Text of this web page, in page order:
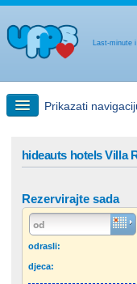
Last-minute
Prikazati
"Last
hideauts hotels Villa
Rezervirajte sada
odrasli:
djeca: